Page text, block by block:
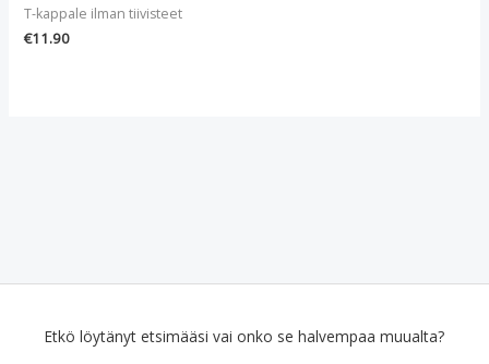
T-kappale ilman tiivisteet
€11.90
Etkö löytänyt etsimääsi vai onko se halvempaa muualta?